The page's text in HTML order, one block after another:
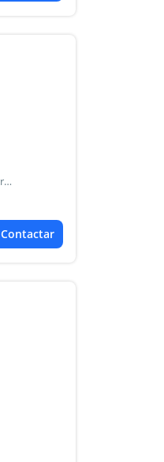
Se alquila luminoso departamento de 1 dormitorio en una ubicación estratégica de la ciudad de córdoba. Distribución de la unidad: living comedor amplio. Cocina separada con ventilación propia. Dormitorio con excelente iluminación. Balcón cerrado (aprovechable como espacio de lectura o guardado). Baño completo y pasillo de distribución. Detalles destacados: zona privilegiada: cañada y dean funes. Proximidad: a 100 metros del paseo marqués de sobremonte y 200 metros de av. Colón y plaza de la intendencia. ¡Expensas bajas! Es una propiedad ideal para quienes buscan vivir en el centro sin resignar comodidad y con un entorno arbolado único. Consultas por whatsapp al [tu número de contacto]
Contactar